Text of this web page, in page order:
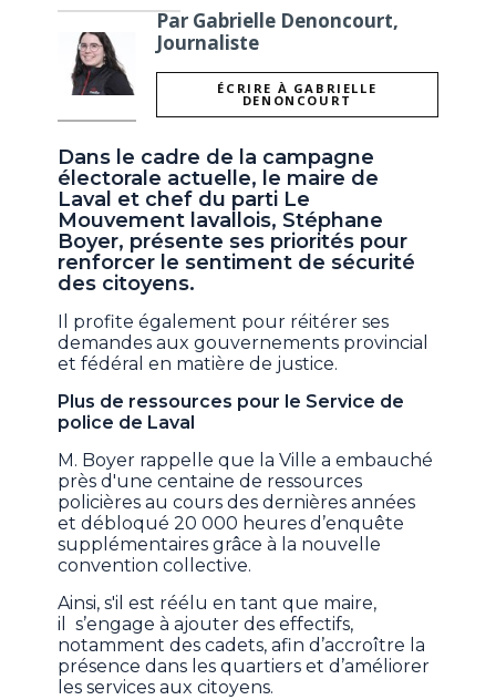
Par Gabrielle Denoncourt,
Journaliste
ÉCRIRE À GABRIELLE
DENONCOURT
Dans le cadre de la campagne
électorale actuelle, le maire de
Laval et chef du parti Le
Mouvement lavallois, Stéphane
Boyer, présente ses priorités pour
renforcer le sentiment de sécurité
des citoyens.
Il profite également pour réitérer ses
demandes aux gouvernements provincial
et fédéral en matière de justice.
Plus de ressources pour le Service de
police de Laval
M. Boyer rappelle que la Ville a embauché
près d'une centaine de ressources
policières au cours des dernières années
et débloqué 20 000 heures d’enquête
supplémentaires grâce à la nouvelle
convention collective.
Ainsi, s'il est réélu en tant que maire,
il s’engage à ajouter des effectifs,
notamment des cadets, afin d’accroître la
présence dans les quartiers et d’améliorer
les services aux citoyens.